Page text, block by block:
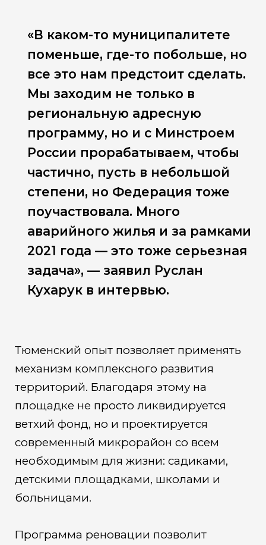
«В каком-то муниципалитете
поменьше, где-то побольше, но
все это нам предстоит сделать.
Мы заходим не только в
региональную адресную
программу, но и с Минстроем
России прорабатываем, чтобы
частично, пусть в небольшой
степени, но Федерация тоже
поучаствовала. Много
аварийного жилья и за рамками
2021 года — это тоже серьезная
задача», — заявил Руслан
Кухарук в интервью.
Тюменский опыт позволяет применять
механизм комплексного развития
территорий. Благодаря этому на
площадке не просто ликвидируется
ветхий фонд, но и проектируется
современный микрорайон со всем
необходимым для жизни: садиками,
детскими площадками, школами и
больницами.
Программа реновации позволит